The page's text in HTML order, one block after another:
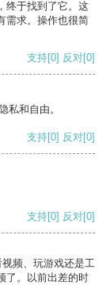
终于找到了它。这
需求。操作也很简
支持[0] 反对[0]
私和自由。
支持[0] 反对[0]
支持[0] 反对[0]
频、玩游戏还是工
了。以前出差的时